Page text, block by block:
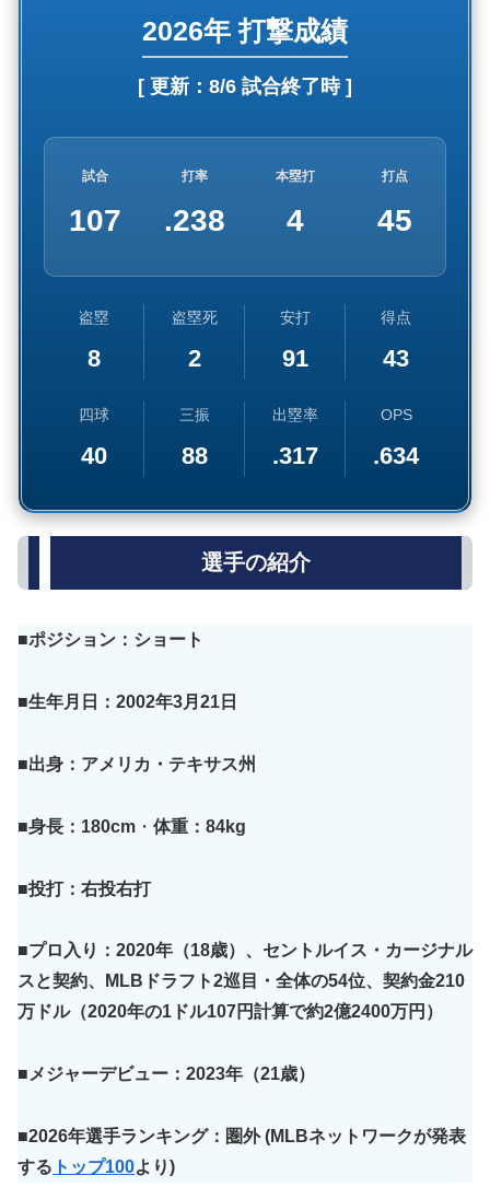
2026年 打撃成績
[ 更新： 8/6 試合終了時]
試合
107
打率
.238
本塁打
4
打点
45
盗塁
8
盗塁死
2
安打
91
得点
43
四球
40
三振
88
出塁率
.317
OPS
.634
選手の紹介
■ポジション：ショート
■生年月日：2002年3月21日
■出身：アメリカ・テキサス州
■身長：180cm ・ 体重：84kg
■投打：右投右打
■プロ入り：2020年（18歳）、セントルイス・カージナル
スと契約、MLBドラフト2巡目・全体の54位、契約金210
万ドル（2020年の1ドル107円計算で約2億2400万円）
■メジャーデビュー：2023年（21歳）
■2026年選手ランキング：圏外(MLBネットワークが発表
する トップ100より)